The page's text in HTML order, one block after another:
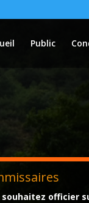
Public
souhaitez officier